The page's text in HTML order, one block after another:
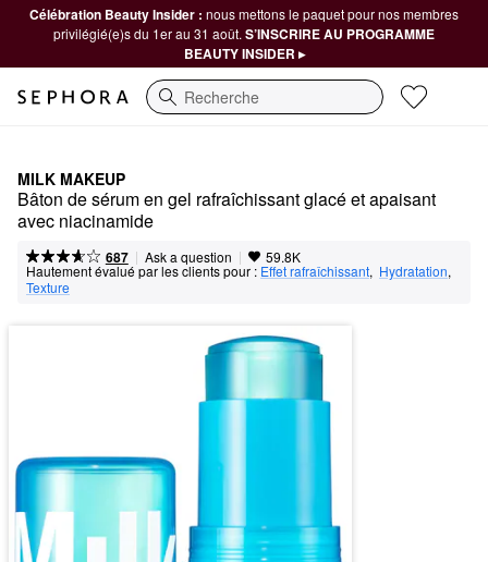
Célébration Beauty Insider : nous mettons le paquet pour nos membres
privilégié(e)s du 1er au 31 août. S’INSCRIRE AU PROGRAMME
BEAUTY INSIDER ▸
Recherche
MILK MAKEUP
Bâton de sérum en gel rafraîchissant glacé et apaisant
avec niacinamide
687 | Ask a question | 59.8K
Hautement évalué par les clients pour : Effet rafraîchissant, Hydratation,
Texture